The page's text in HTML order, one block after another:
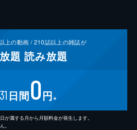
上の動画 /210誌以上の雑誌が
題 読み放題
31 日間0円 ※
が属する月から月額料金が発生します。
。